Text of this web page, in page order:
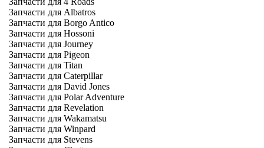
Запчасти для Albatros
Запчасти для Borgo Antico
Запчасти для Hossoni
Запчасти для Journey
Запчасти для Pigeon
Запчасти для Titan
Запчасти для Caterpillar
Запчасти для David Jones
Запчасти для Polar Adventure
Запчасти для Revelation
Запчасти для Wakamatsu
Запчасти для Winpard
Запчасти для Stevens